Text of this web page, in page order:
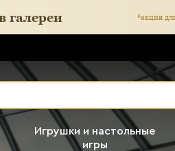
Игрушки и настольные
игры